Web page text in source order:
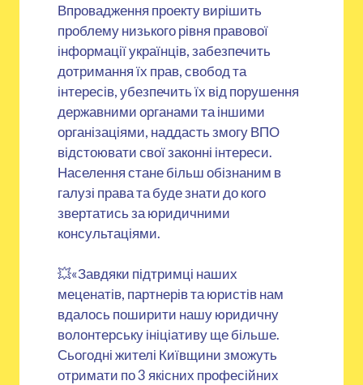
Впровадження проекту вирішить
проблему низького рівня правової
інформації українців, забезпечить
дотримання їх прав, свобод та
інтересів, убезпечить їх від порушення
державними органами та іншими
організаціями, наддасть змогу ВПО
відстоювати свої законні інтереси.
Населення стане більш обізнаним в
галузі права та буде знати до кого
звертатись за юридичними
консультаціями.
💥«Завдяки підтримці наших
меценатів, партнерів та юристів нам
вдалось поширити нашу юридичну
волонтерську ініціативу ще більше.
Сьогодні жителі Київщини зможуть
отримати по 3 якісних професійних